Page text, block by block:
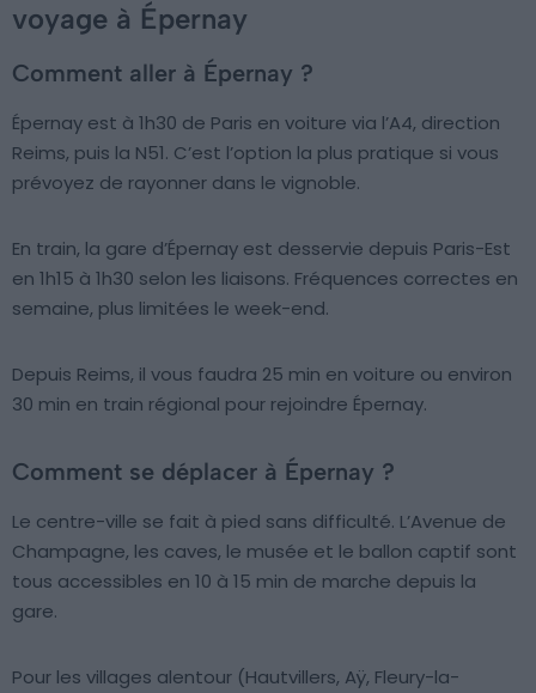
voyage à Épernay
Comment aller à Épernay ?
Épernay est à 1h30 de Paris en voiture via l’A4, direction
Reims, puis la N51. C’est l’option la plus pratique si vous
prévoyez de rayonner dans le vignoble.
En train, la gare d’Épernay est desservie depuis Paris-Est
en 1h15 à 1h30 selon les liaisons. Fréquences correctes en
semaine, plus limitées le week-end.
Depuis Reims, il vous faudra 25 min en voiture ou environ
30 min en train régional pour rejoindre Épernay.
Comment se déplacer à Épernay ?
Le centre-ville se fait à pied sans difficulté. L’Avenue de
Champagne, les caves, le musée et le ballon captif sont
tous accessibles en 10 à 15 min de marche depuis la
gare.
Pour les villages alentour (Hautvillers, Aÿ, Fleury-la-